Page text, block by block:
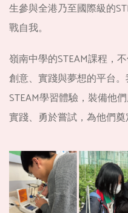
生參與全港乃至國際級的
戰自我。
嶺南中學的STEAM課程，
創意、實踐與夢想的平台
STEAM學習體驗，裝備他
實踐、勇於嘗試，為他們奠